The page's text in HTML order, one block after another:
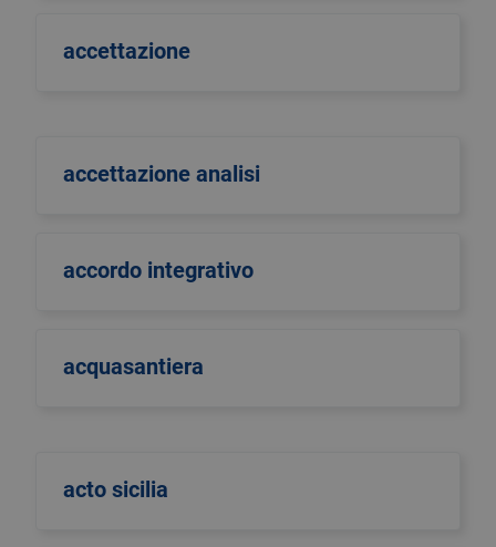
accettazione
accettazione analisi
accordo integrativo
acquasantiera
acto sicilia